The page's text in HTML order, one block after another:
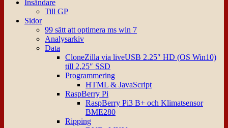
Insändare
Till GP
Sidor
99 sätt att optimera ms win 7
Analysarkiv
Data
CloneZilla via liveUSB 2.25″ HD (OS Win10)
till 2,25″ SSD
Programmering
HTML & JavaScript
RaspBerry Pi
RaspBerry Pi3 B+ och Klimatsensor
BME280
Ripping